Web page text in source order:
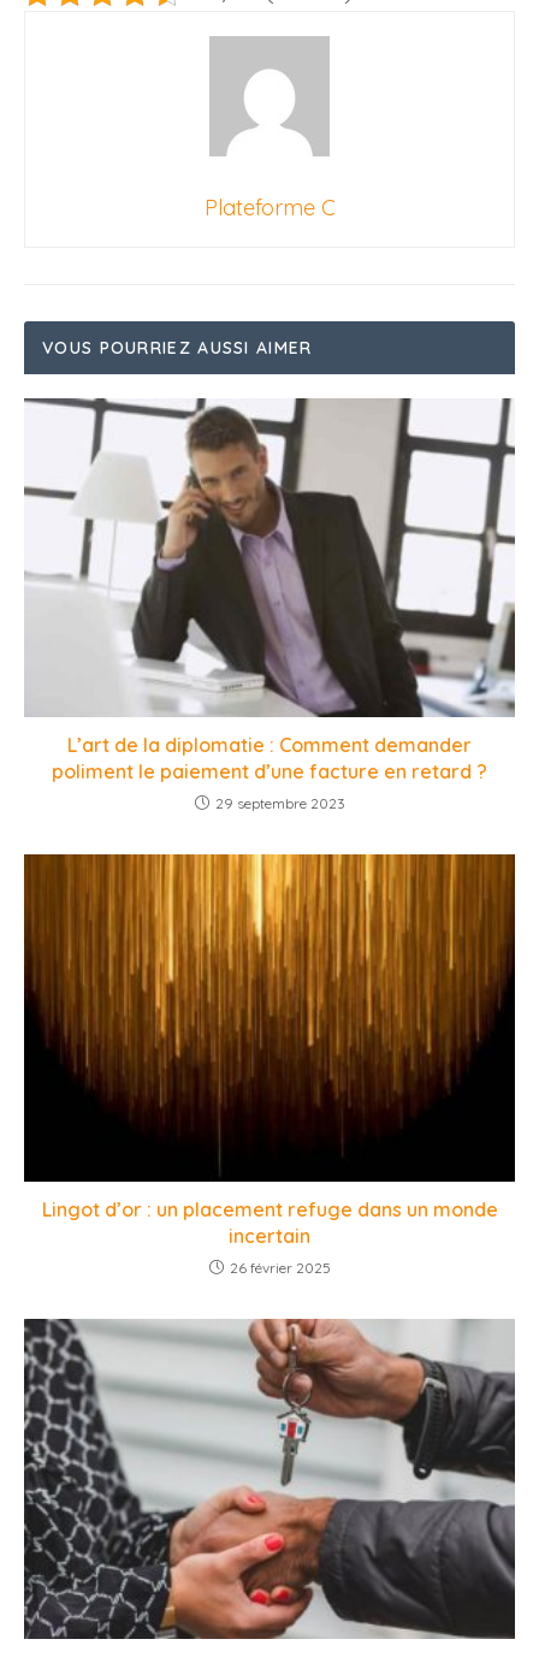
Plateforme C
VOUS POURRIEZ AUSSI AIMER
L’art de la diplomatie : Comment demander
poliment le paiement d’une facture en retard ?
29 septembre 2023
Lingot d’or : un placement refuge dans un monde
incertain
26 février 2025